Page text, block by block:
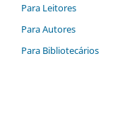
Para Leitores
Para Autores
Para Bibliotecários